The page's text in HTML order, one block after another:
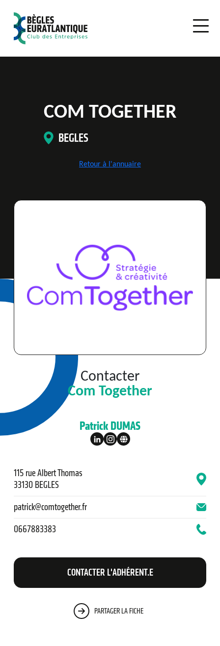
COM TOGETHER
BEGLES
Retour à l'annuaire
Contacter
Com Together
Patrick DUMAS
115 rue Albert Thomas
33130 BEGLES
patrick@comtogether.fr
0667883383
CONTACTER L'ADHÉRENT.E
PARTAGER LA FICHE